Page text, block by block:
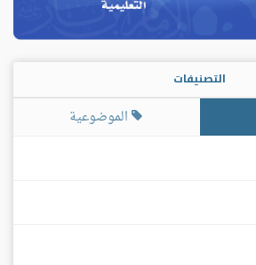
التصنيفات
الموضوعية